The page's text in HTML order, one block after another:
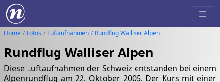
Home Fotos Luftaufnahmen Rundflug Walliser Alpen
Rundflug Walliser Alpen
Diese Luftaufnahmen der Schweiz entstanden bei einem
Alpenrundflug am 22. Oktober 2005. Der Kurs mit einer